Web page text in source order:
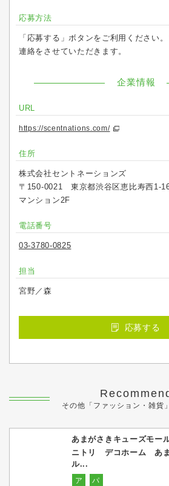
応募方法
「応募する」ボタンをご利用ください
連絡をさせていただきます。
企業情報
URL
https://scentnations.com/
住所
株式会社セントネーションズ
〒150-0021 東京都渋谷区恵比寿西1-
マンション2F
電話番号
03-3780-0825
担当
宮野／森
応募する
その他「ファッション・雑貨
あまがさきキューズモー
ニトリ デコホーム あま
ル...
ア パ